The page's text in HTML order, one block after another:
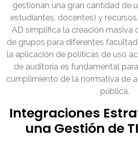
gestionan una gran cantidad de
estudiantes, docentes) y
AD simplifica la creación masiva
de grupos para diferentes
la aplicación de políticas de uso
de auditoría es fundamental
cumplimiento de la normativa de
pública.
Integraciones
una Gestión de